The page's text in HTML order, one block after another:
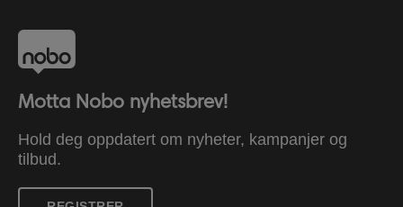
Motta Nobo nyhetsbrev!
Hold deg oppdatert om nyheter, kampanjer og
tilbud.